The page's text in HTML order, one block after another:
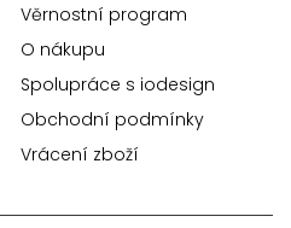
Věrnostní program
O nákupu
Spolupráce s iodesign
Obchodní podmínky
Vrácení zboží